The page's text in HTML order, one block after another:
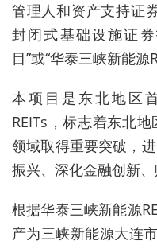
管理人和资产支持证
封闭式基础设施证
目”或“华泰三峡新能源
本项目是东北地区
REITs，标志着东北
领域取得重要突破，
振兴、深化金融创新、
根据华泰三峡新能源
产为三峡新能源大连